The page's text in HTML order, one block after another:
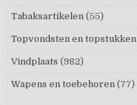
Tabaksartikelen (55)
Topvondsten en topstukken
Vindplaats (982)
Wapens en toebehoren (77)